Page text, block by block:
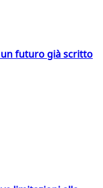
un futuro già scritto